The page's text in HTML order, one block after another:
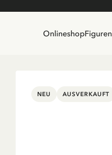
OnlineshopFiguren
NEU AUSVERKAUFT